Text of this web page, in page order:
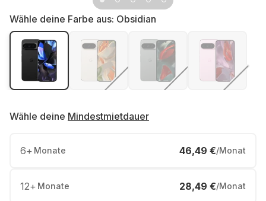
Wähle deine Farbe aus: Obsidian
Wähle deine Mindestmietdauer
6+ Monate 46,49 €/Monat
12+ Monate 28,49 €/Monat